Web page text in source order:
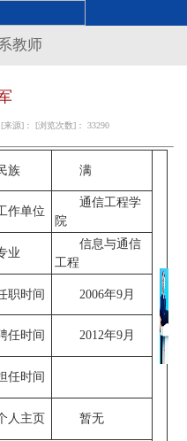
教师
来源]： [浏览次数]： 33290
族 满
作单位
通信工程学
院
业
信息与通信
工程
职时间 2006年9月
任时间 2012年9月
任时间
人主页 暂无